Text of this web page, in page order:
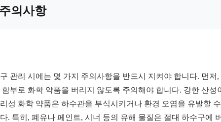
의사항
관리 시에는 몇 가지 주의사항을 반드시 지켜야 합니다. 먼저,
함부로 화학 약품을 버리지 않도록 주의해야 합니다. 강한 산성
성 화학 약품은 하수관을 부식시키거나 환경 오염을 유발할
. 특히, 폐유나 페인트, 시너 등의 유해 물질은 절대 하수구에